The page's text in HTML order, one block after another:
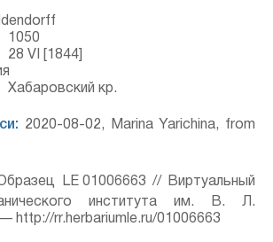
1050
VI [1844]
кр.
2020-08-02, Marina Yarichina, from
LE 01006663 // Виртуальный
института им. В. Л.
http://rr.herbariumle.ru/01006663